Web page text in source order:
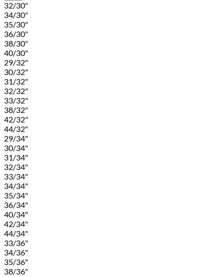
32/30"
34/30"
35/30"
36/30"
38/30"
40/30"
29/32"
30/32"
31/32"
32/32"
33/32"
38/32"
42/32"
44/32"
29/34"
30/34"
31/34"
32/34"
33/34"
34/34"
35/34"
36/34"
40/34"
42/34"
44/34"
33/36"
34/36"
35/36"
38/36"